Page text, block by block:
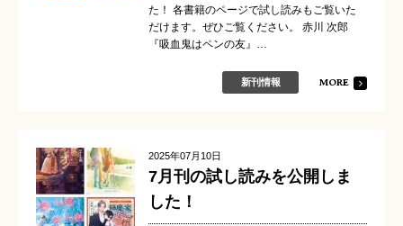
た！ 各書籍のページで試し読みもご覧いた
だけます。ぜひご覧ください。 赤川 次郎
『吸血鬼はペンの友』…
新刊情報 MORE
2025年07月10日
7月刊の試し読みを公開しま
した！